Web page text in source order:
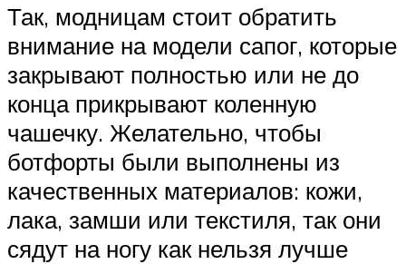
Так, модницам стоит обратить
внимание на модели сапог, которые
закрывают полностью или не до
конца прикрывают коленную
чашечку. Желательно, чтобы
ботфорты были выполнены из
качественных материалов: кожи,
лака, замши или текстиля, так они
сядут на ногу как нельзя лучше